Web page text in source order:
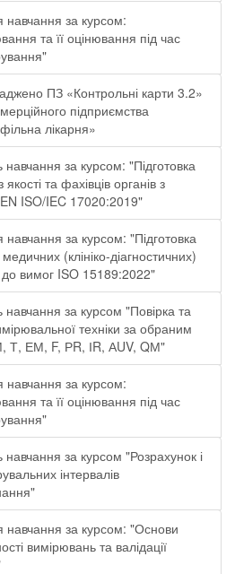
навчання за курсом:
та її оцінювання під час
ПЗ «Контрольні карти 3.2»
підприємства
лікарня»
за курсом: "Підготовка
та фахівців органів з
ISO/IEC 17020:2019"
за курсом: "Підготовка
(клініко-діагностичних)
до вимог ISO 15189:2022"
за курсом "Повірка та
техніки за обраним
Т, ЕМ, F, РR, ІR, АUV, QМ"
навчання за курсом:
та її оцінювання під час
за курсом "Розрахунок і
інтервалів
навчання за курсом: "Основи
вимірювань та валідації